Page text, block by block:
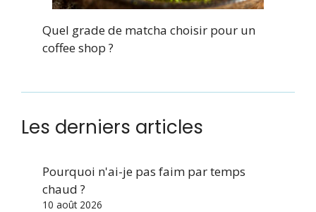
Quel grade de matcha choisir pour un
coffee shop ?
Les derniers articles
Pourquoi n'ai-je pas faim par temps
chaud ?
10 août 2026